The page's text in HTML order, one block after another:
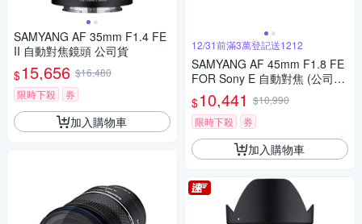
SAMYANG AF 35mm F1.4 FE
II 自動對焦鏡頭 公司貨
$15,656 $16,480
限時下殺
券
加入購物車
12/31前滿3萬登記送1212
SAMYANG AF 45mm F1.8 FE
FOR Sony E 自動對焦 (公司
貨)
$10,441 $10,990
限時下殺
券
加入購物車